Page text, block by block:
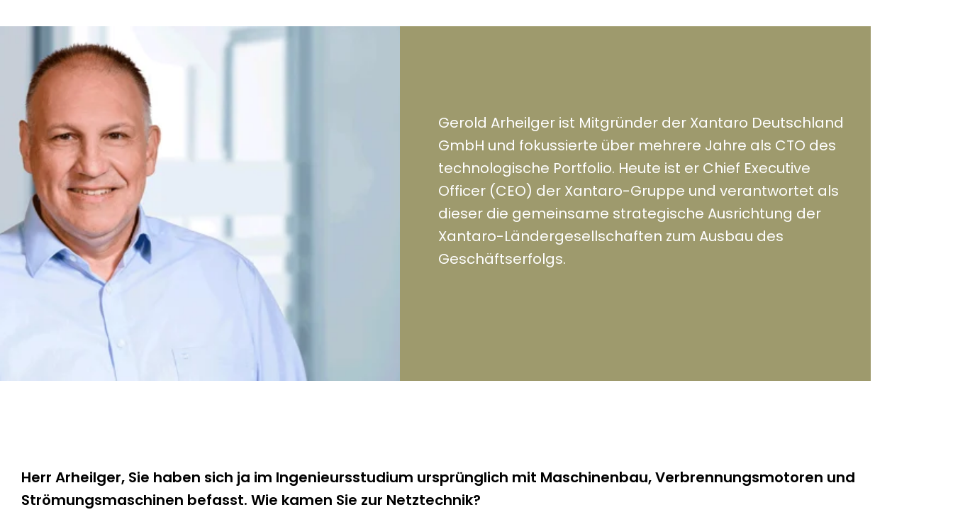
Gerold Arheilger ist Mitgründer der Xantaro Deutschland
GmbH und fokussierte über mehrere Jahre als CTO des
technologische Portfolio. Heute ist er Chief Executive
Officer (CEO) der Xantaro-Gruppe und verantwortet als
dieser die gemeinsame strategische Ausrichtung der
Xantaro-Ländergesellschaften zum Ausbau des
Geschäftserfolgs.
Herr Arheilger, Sie haben sich ja im Ingenieursstudium ursprünglich mit Maschinenbau, Verbrennungsmotoren und
Strömungsmaschinen befasst. Wie kamen Sie zur Netztechnik?